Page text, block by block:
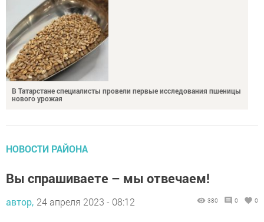
В Татарстане специалисты провели первые исследования пшеницы
нового урожая
автор, 24 апреля 2023 - 08:12 380